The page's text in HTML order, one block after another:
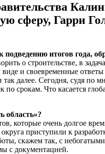
сферу, Гарри
подведению итогов года,
о строительстве, в
и своевременные
так далее. Сегодня, судя по
по срокам. Что касается
область»?
которые очень долгое
приступили к
скажем так, с
с документацией.